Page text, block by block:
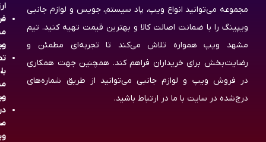
مجموعه می‌توانید انواع ویپ، پاد سیستم، جویس و لوازم جانبی
ویپینگ را با ضمانت اصالت کالا و بهترین قیمت تهیه کنید. تیم
مشهد ویپ همواره تلاش می‌کند تا تجربه‌ای مطمئن و
رضایت‌بخش برای خریداران فراهم کند. همچنین جهت همکاری
در فروش ویپ و لوازم جانبی می‌توانید از طریق شماره‌های
درج‌شده در سایت با ما در ارتباط باشید.
با